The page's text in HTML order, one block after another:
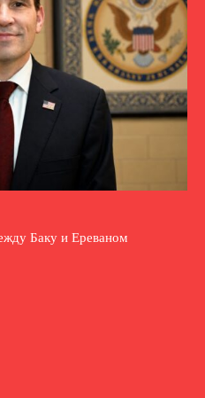
Баку и Ереваном